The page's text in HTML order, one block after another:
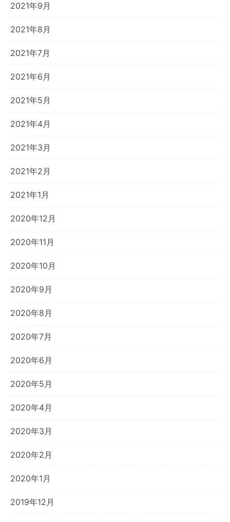
2021年9月
2021年8月
2021年7月
2021年6月
2021年5月
2021年4月
2021年3月
2021年2月
2021年1月
2020年12月
2020年11月
2020年10月
2020年9月
2020年8月
2020年7月
2020年6月
2020年5月
2020年4月
2020年3月
2020年2月
2020年1月
2019年12月